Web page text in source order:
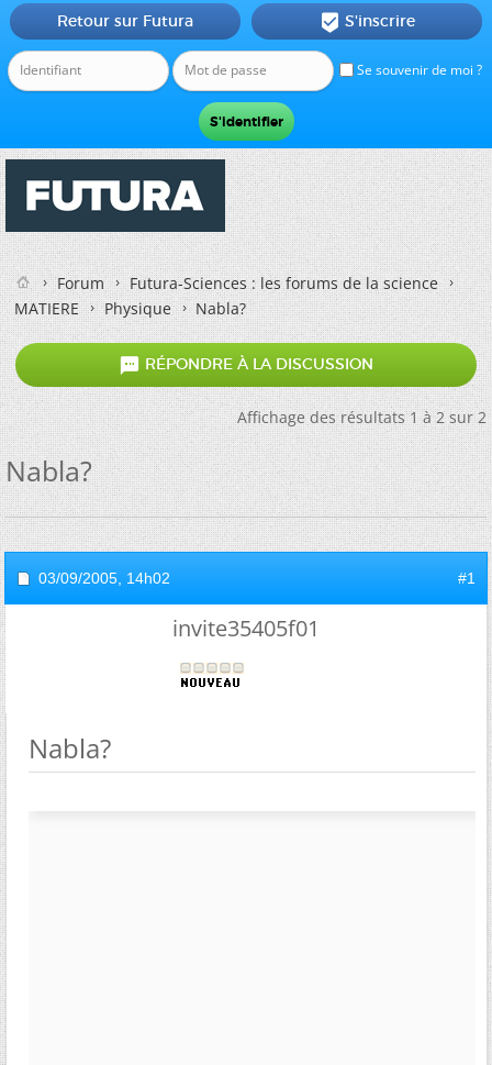
Se souvenir de moi ?
Retour sur Futura  S'inscrire
Forum
Futura-Sciences : les forums de la science
MATIERE
Physique Nabla?
 RÉPONDRE À LA DISCUSSION
Affichage des résultats 1 à 2 sur 2
Nabla?
03/09/2005, 14h02 #1
invite35405f01
Nabla?